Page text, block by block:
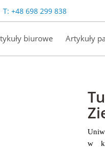
T: +48 698 299 838
biurowe Artykuły
w